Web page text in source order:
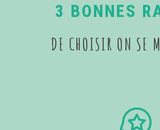
3 BONNES
DE CHOISIR ON SE